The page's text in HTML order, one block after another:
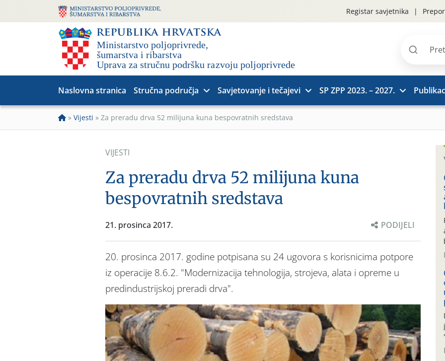
Registar savjetnika
Pretraži
Naslovna stranica Stručna područja Savjetovanje i tečajevi SP ZPP 2023. – 2027.
» Vijesti » Za preradu drva 52 milijuna kuna bespovratnih sredstava
VIJESTI
Za preradu drva 52 milijuna kuna
bespovratnih sredstava
21. prosinca 2017. PODIJELI
20. prosinca 2017. godine potpisana su 24 ugovora s korisnicima potpore
iz operacije 8.6.2. "Modernizacija tehnologija, strojeva, alata i opreme u
predindustrijskoj preradi drva".